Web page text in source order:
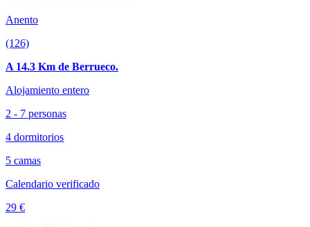
Anento
(126)
A 14.3 Km de Berrueco.
Alojamiento entero
2 - 7 personas
4 dormitorios
5 camas
Calendario verificado
29 €